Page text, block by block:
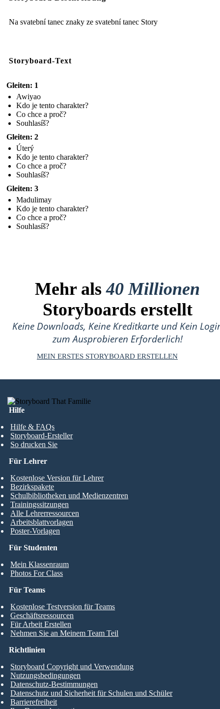
Na svatební tanec znaky ze svatební tanec Story
Storyboard-Text
Gleiten: 1
Awiyao
Kdo je tento charakter?
Co chce a proč?
Souhlasíš?
Gleiten: 2
Úterý
Kdo je tento charakter?
Co chce a proč?
Souhlasíš?
Gleiten: 3
Madulimay
Kdo je tento charakter?
Co chce a proč?
Souhlasíš?
Mehr als40 Millionen
Storyboards erstellt
Keine Downloads, Keine Kreditkarte und Kein
zum Ausprobieren Erforderlich!
MEIN ERSTES STORYBOARD ERSTELLEN
Hilfe
Hilfe & FAQs
Storyboard-Ersteller
So drucken Sie
Für Studenten
Mein Klassenraum
Photos For Class
Für Lehrer
Kostenlose Version für Lehrer
Bezirkspakete
Schulbibliotheken und Medienzentren
Trainingssitzungen
Alle Lehrerressourcen
Arbeitsblattvorlagen
Poster-Vorlagen
Für Teams
Kostenlose Testversion für Teams
Geschäftsressourcen
Für Arbeit Erstellen
Nehmen Sie an Meinem Team Teil
Richtlinien
Storyboard Copyright und Verwendung
Nutzungsbedingungen
Datenschutz-Bestimmungen
Datenschutz und Sicherheit für Schulen und Schüler
Barrierefreiheit